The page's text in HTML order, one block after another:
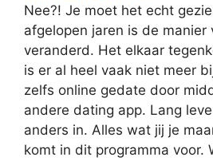
Nee?! Je moet het echt
afgelopen jaren is de manier
veranderd. Het elkaar
is er al heel vaak niet meer
zelfs online gedate door
andere dating app. Lang
anders in. Alles wat jij je
komt in dit programma voor.